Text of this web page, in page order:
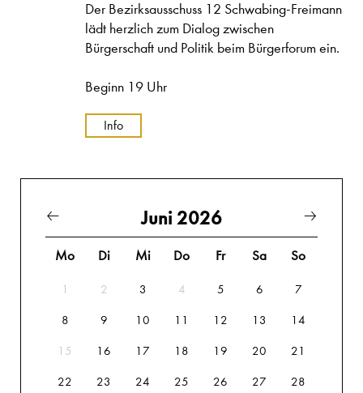
Der Bezirksausschuss 12 Schwabing-Freimann
lädt herzlich zum Dialog zwischen
Bürgerschaft und Politik beim Bürgerforum ein.
Beginn 19 Uhr
Info
Juni 2026
Mo Di Mi Do Fr Sa So
1 2 3 4 5 6 7
8 9 10 11 12 13 14
15 16 17 18 19 20 21
22 23 24 25 26 27 28